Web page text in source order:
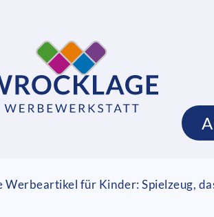
Werbeartikel für Kinder: Spielzeug,